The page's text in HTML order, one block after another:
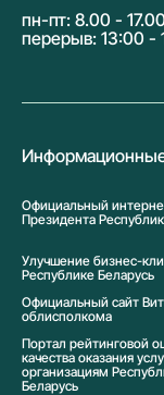
пн-пт: 8.00 -
перерыв: 13:00 -
Официальный
Президента
Улучшение бизнес-
Республике Беларусь
Официальный сайт
облисполкома
Портал рейтинговой
качества оказания
организациям
Беларусь